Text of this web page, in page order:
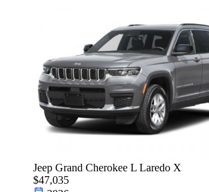
Jeep Grand Cherokee L Laredo X
$47,035